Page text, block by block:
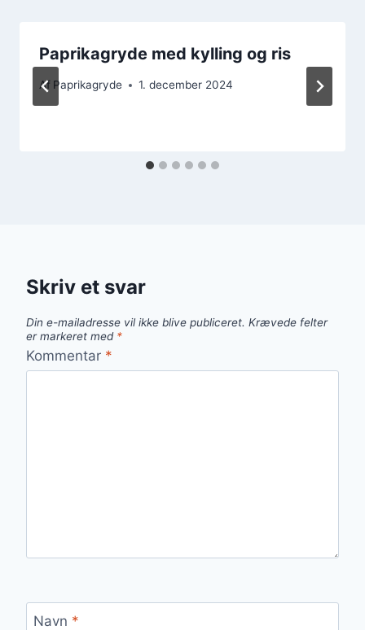
Paprikagryde med kylling og ris
Af Paprikagryde 1. december 2024
Skriv et svar
Din e-mailadresse vil ikke blive publiceret. Krævede felter
er markeret med *
Kommentar *
Navn *